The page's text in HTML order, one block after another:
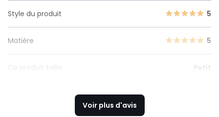
Style du produit 5
Matière 5
Ce produit taille Petit
Voir plus d'avis